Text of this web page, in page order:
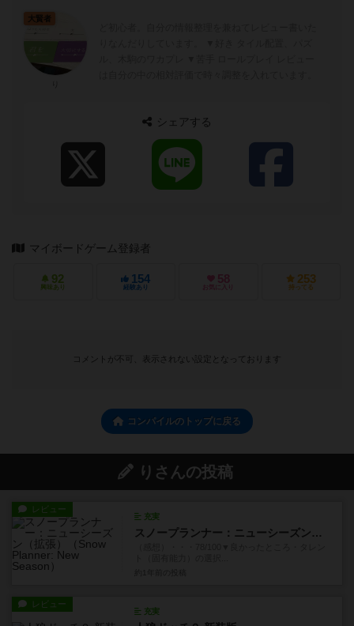
大賢者
シェアする
マイボードゲーム登録者
92
興味あり
154
経験あり
58
お気に入り
253
持ってる
コメントが不可、表示されない設定となっております
コンパイルのトップに戻る
りさんの投稿
レビュー
充実
スノープランナー：ニューシーズン（拡張）
レビュー
充実